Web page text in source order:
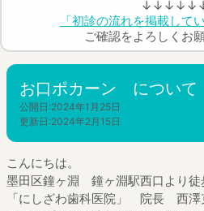
「初診の流れを掲載して
ご確認をよろしくお
お口ポカーン について
公開日:2024年1月25日
更新日:2024年2月15日
こんにちは。
墨田区鐘ヶ淵 鐘ヶ淵駅西口より徒
「にしざわ歯科医院」 院長 西澤